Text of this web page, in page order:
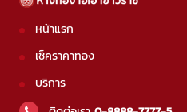
หน้าแรก
เช็คราคาทอง
บริการ